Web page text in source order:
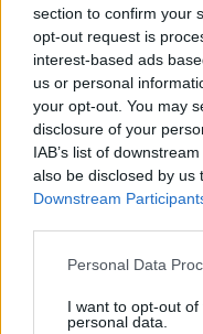
section to confirm your
opt-out request is
interest-based ads
us or personal
your opt-out. You may
disclosure of your
IAB’s list of
also be disclosed by us
Downstream
Personal Data
I want to opt-out
personal data.